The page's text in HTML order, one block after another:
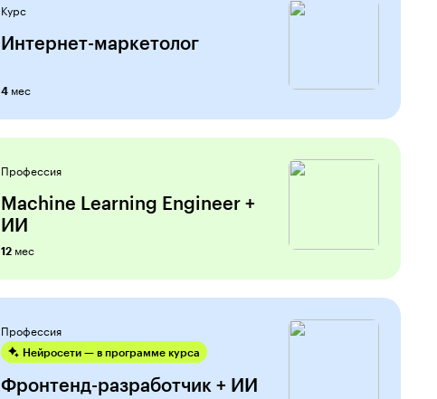
Курс
Интернет-маркетолог
4 мес
Профессия
Machine Learning Engineer +
ИИ
12 мес
Профессия
Нейросети — в программе курса
Фронтенд-разработчик + ИИ